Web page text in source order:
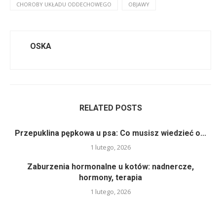
CHOROBY UKŁADU ODDECHOWEGO OBJAWY
OSKA
RELATED POSTS
Przepuklina pępkowa u psa: Co musisz wiedzieć o...
1 lutego, 2026
Zaburzenia hormonalne u kotów: nadnercze,
hormony, terapia
1 lutego, 2026